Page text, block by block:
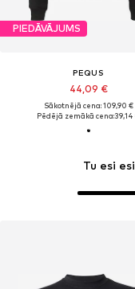
Tu esi
PIEDĀVĀJUMS
PEQUS
44,09 €
Sākotnējā cena: 109,90 €
Pēdējā zemākā cena:39,14